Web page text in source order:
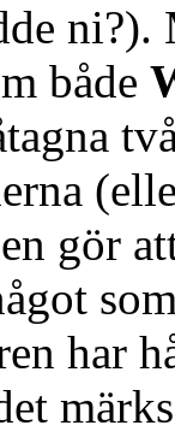
ni?).
både
gör
har